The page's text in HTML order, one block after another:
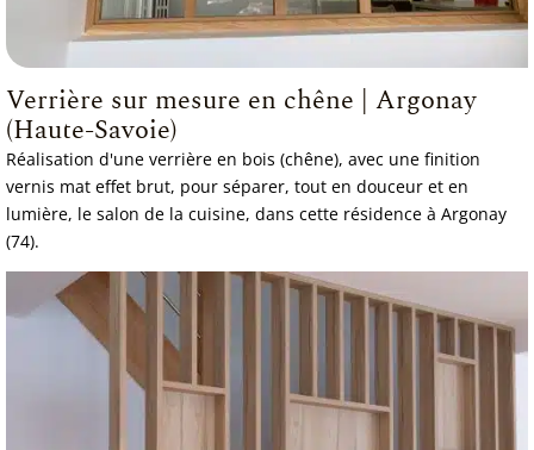
Verrière sur mesure en chêne | Argonay
(Haute-Savoie)
Réalisation d'une verrière en bois (chêne), avec une finition
vernis mat effet brut, pour séparer, tout en douceur et en
lumière, le salon de la cuisine, dans cette résidence à Argonay
(74).